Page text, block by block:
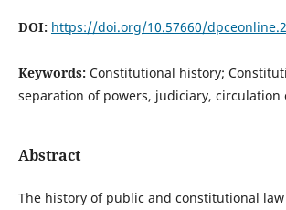
DOI: https://doi.org/10.57660/
Keywords: Constitutional history;
separation of powers, judiciary, circulation
Abstract
The history of public and constitutional